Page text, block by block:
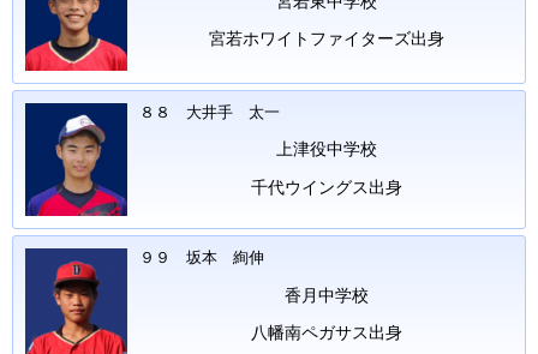
宮若ホワイトファイターズ出身
８８ 大井手 太一
上津役中学校
千代ウイングス出身
９９ 坂本 絢伸
香月中学校
八幡南ペガサス出身